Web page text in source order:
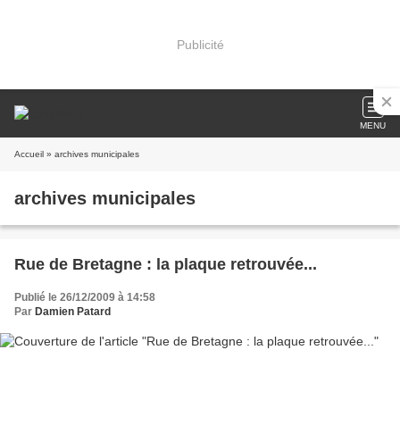
Publicité
MENU
Accueil » archives municipales
archives municipales
Rue de Bretagne : la plaque retrouvée...
Publié le 26/12/2009 à 14:58
Par Damien Patard